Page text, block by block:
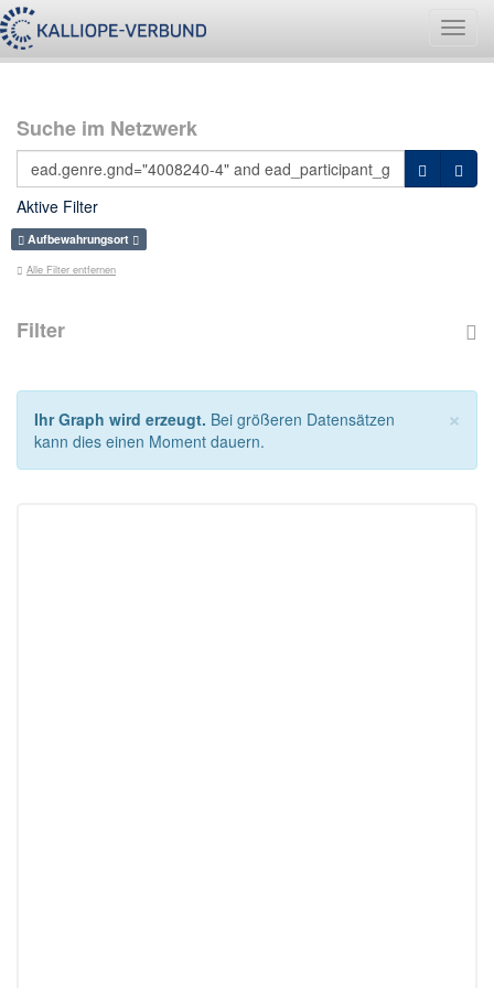
Suche im Netzwerk
Aktive Filter
Aufbewahrungsort
Alle Filter entfernen
Filter
×
Ihr Graph wird erzeugt. Bei größeren Datensätzen
kann dies einen Moment dauern.